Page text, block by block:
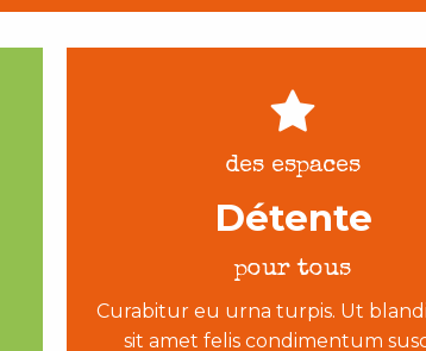
des espaces
Détente
pour tous
Curabitur eu urna turpis. Ut
sit amet felis condimentum